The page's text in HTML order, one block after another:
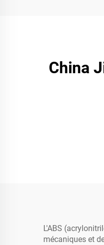
China
L'ABS
mécaniques et